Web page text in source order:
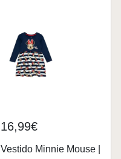
16,99€
Vestido Minnie Mouse |